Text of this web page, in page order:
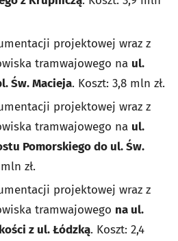
projektowej wraz z
tramwajowego na ul.
Św. Macieja. Koszt: 3,8 mln zł.
projektowej wraz z
tramwajowego na ul.
Pomorskiego do ul. Św.
zł.
projektowej wraz z
tramwajowego na ul.
z ul. Łódzką. Koszt: 2,4